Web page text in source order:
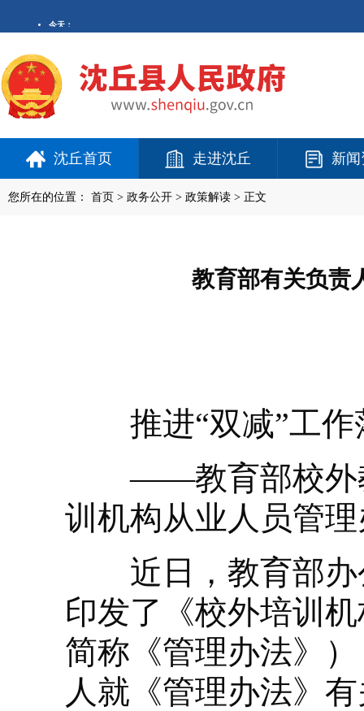
沈丘首页 走进沈丘 新
您所在的位置： 首页 > 政务公开 > 政策解读 > 正文
教育部有关负责
推进“双减”工作
——教育部校外教
训机构从业人员管
近日，教育部办
印发了《校外培训
简称《管理办法》
人就《管理办法》